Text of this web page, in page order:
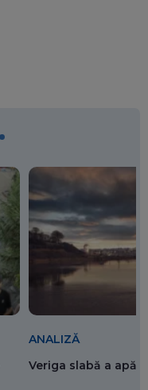
ANALIZĂ
Veriga slabă a